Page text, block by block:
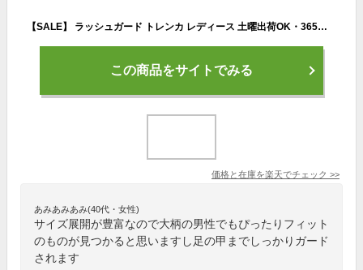
【SALE】 ラッシュガード トレンカ レディース 土曜出荷OK・365日保証UVカット率98％ ママ おしゃれ 水着 体型カバー 大きいサイズ UVカット スイムトレンカ ラッシュトレンカ マリンカ レギンス 海 プール S~4XL ICEPARDAL IR-9700
この商品をサイトでみる
価格と在庫を楽天でチェック >>
あみあみあみ(40代・女性)
サイズ展開が豊富なので大柄の男性でもぴったりフィット
のものが見つかると思いますし足の甲までしっかりガード
されます